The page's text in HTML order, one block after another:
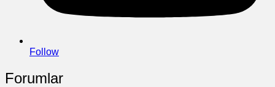
Follow
Forumlar